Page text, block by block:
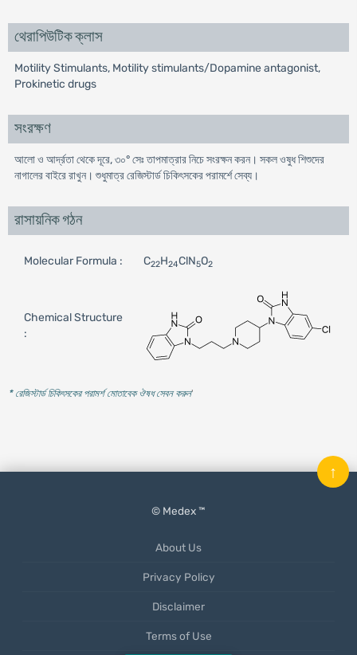
থেরাপিউটিক ক্লাস
Motility Stimulants, Motility stimulants/Dopamine antagonist,
Prokinetic drugs
সংরক্ষণ
আলাে ও আর্দ্রতা থেকে দূরে, ৩০° সেঃ তাপমাত্রার নিচে সংরক্ষন করন। সকল ওষুধ শিশুদের
নাগালের বাইরে রাখুন। শুধুমাত্র রেজিস্টার্ড চিকিৎসকের পরামর্শে সেব্য।
রাসায়নিক গঠন
Molecular Formula : C22H24ClN5O2
Chemical Structure
:
* রেজিস্টার্ড চিকিৎসকের পরামর্শ মোতাবেক ঔষধ সেবন করুন'
© Medex ™
About Us
Privacy Policy
Disclaimer
Terms of Use
↑